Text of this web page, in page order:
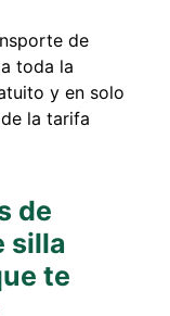
de
toda la
y en solo
la tarifa
de
silla
te